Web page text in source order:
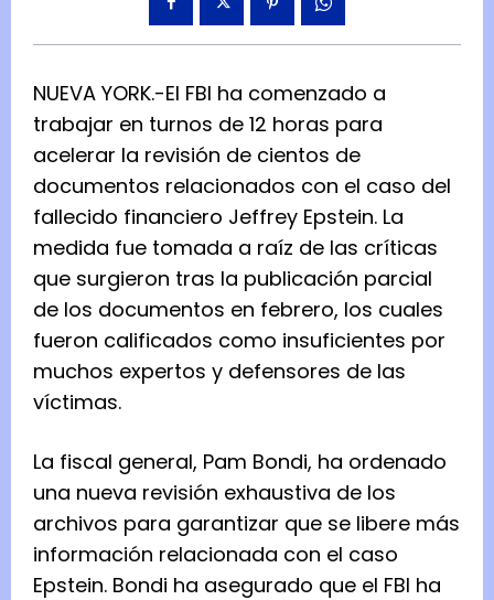
NUEVA YORK.-El FBI ha comenzado a
trabajar en turnos de 12 horas para
acelerar la revisión de cientos de
documentos relacionados con el caso del
fallecido financiero Jeffrey Epstein. La
medida fue tomada a raíz de las críticas
que surgieron tras la publicación parcial
de los documentos en febrero, los cuales
fueron calificados como insuficientes por
muchos expertos y defensores de las
víctimas.
La fiscal general, Pam Bondi, ha ordenado
una nueva revisión exhaustiva de los
archivos para garantizar que se libere más
información relacionada con el caso
Epstein. Bondi ha asegurado que el FBI ha